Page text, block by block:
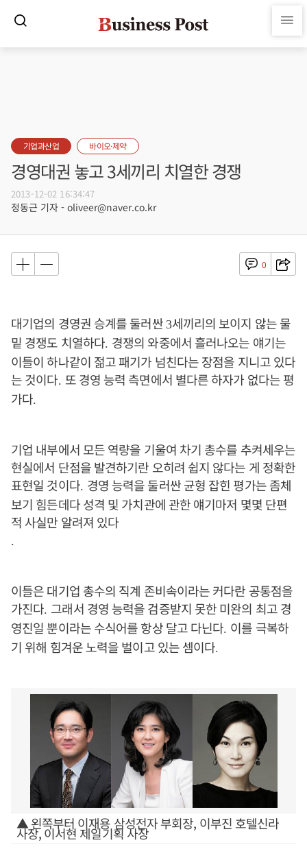
기업과산업 바이오·제약
경영대권 놓고 3세끼리 치열한 경쟁
2013-12-02 16:34:47
정동근 기자 - oliveer@naver.co.kr
0
대기업의 경영권 승계를 둘러싼 3세끼리의 보이지 않는 물
밑 경쟁도 치열하다. 경쟁의 와중에서 흘러나오는 얘기는
이들이 하나같이 젊고 패기가 넘친다는 장점을 지니고 있다
는 것이다. 또 경영 능력 측면에서 별다른 하자가 없다는 평
가다.
기업 내부에서 모든 역량을 기울여 차기 총수를 추켜세우는
현실에서 단점을 발견하기란 오히려 쉽지 않다는 게 정확한
표현일 것이다. 경영 능력을 둘러싼 균형 잡힌 평가는 좀체
보기 힘든데다 성격 및 가치관에 관한 얘기마저 몇몇 단편
적 사실만 알려져 있다
.
이들은 대기업 총수의 직계 존비속이라는 커다란 공통점을
가진다. 그래서 경영 능력을 검증받지 못한 미완의 최고 경
영진일 뿐이라는 수식어를 항상 달고 다닌다. 이를 극복하
기 위해 힘겨운 노력을 벌이고 있는 셈이다.
▲ 왼쪽부터 이재용 삼성전자 부회장, 이부진 호텔신라
사장, 이서현 제일기획 사장